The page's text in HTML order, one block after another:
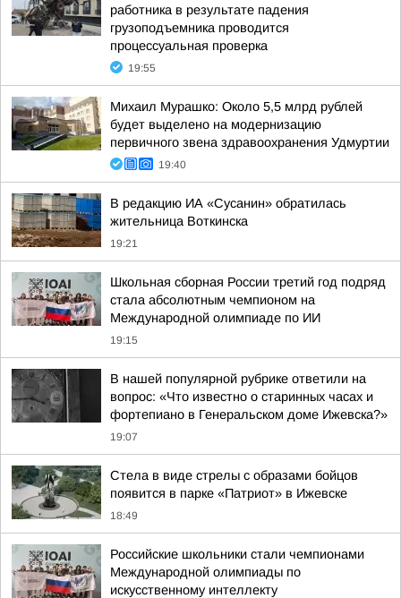
работника в результате падения
грузоподъемника проводится
процессуальная проверка
19:55
Михаил Мурашко: Около 5,5 млрд рублей
будет выделено на модернизацию
первичного звена здравоохранения Удмуртии
19:40
В редакцию ИА «Сусанин» обратилась
жительница Воткинска
19:21
Школьная сборная России третий год подряд
стала абсолютным чемпионом на
Международной олимпиаде по ИИ
19:15
В нашей популярной рубрике ответили на
вопрос: «Что известно о старинных часах и
фортепиано в Генеральском доме Ижевска?»
19:07
Стела в виде стрелы с образами бойцов
появится в парке «Патриот» в Ижевске
18:49
Российские школьники стали чемпионами
Международной олимпиады по
искусственному интеллекту